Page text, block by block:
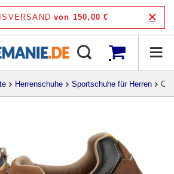
von 150,00 €
Herrenschuhe Sportschuhe für Herren